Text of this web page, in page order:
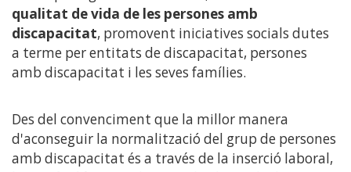
qualitat de vida de les persones amb
discapacitat, promovent iniciatives socials dutes
a terme per entitats de discapacitat, persones
amb discapacitat i les seves famílies.
Des del convenciment que la millor manera
d'aconseguir la normalització del grup de persones
amb discapacitat és a través de la inserció laboral,